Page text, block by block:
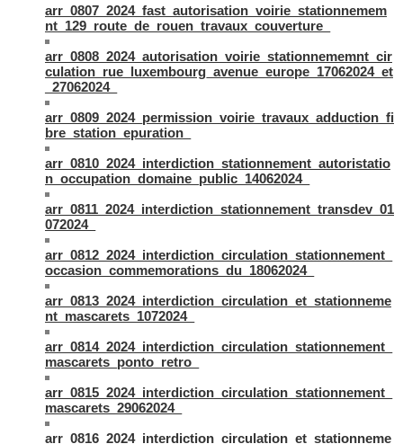
arr_0807_2024_fast_autorisation_voirie_stationnemem
nt_129_route_de_rouen_travaux_couverture_
arr_0808_2024_autorisation_voirie_stationnememnt_cir
culation_rue_luxembourg_avenue_europe_17062024_et
_27062024_
arr_0809_2024_permission_voirie_travaux_adduction_fi
bre_station_epuration_
arr_0810_2024_interdiction_stationnement_autoristatio
n_occupation_domaine_public_14062024_
arr_0811_2024_interdiction_stationnement_transdev_01
072024_
arr_0812_2024_interdiction_circulation_stationnement_
occasion_commemorations_du_18062024_
arr_0813_2024_interdiction_circulation_et_stationneme
nt_mascarets_1072024_
arr_0814_2024_interdiction_circulation_stationnement_
mascarets_ponto_retro_
arr_0815_2024_interdiction_circulation_stationnement_
mascarets_29062024_
arr_0816_2024_interdiction_circulation_et_stationneme